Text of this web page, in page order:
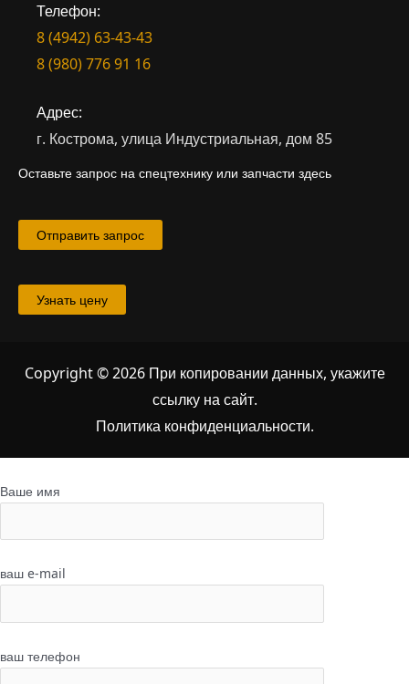
Телефон:
8 (4942) 63-43-43
8 (980) 776 91 16
Адрес:
г. Кострома, улица Индустриальная, дом 85
Оставьте запрос на спецтехнику или запчасти здесь
Отправить запрос
Узнать цену
Copyright © 2026 При копировании данных, укажите
ссылку на сайт.
Политика конфиденциальности.
Ваше имя
ваш e-mail
ваш телефон